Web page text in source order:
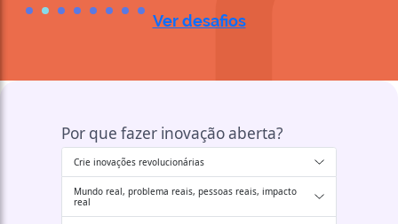
Ver desafios
Por que fazer inovação aberta?
Crie inovações revolucionárias
Mundo real, problema reais, pessoas reais, impacto
real